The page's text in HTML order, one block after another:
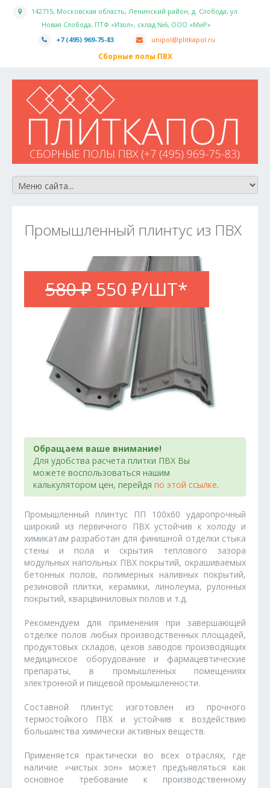
142715, Московская область, Ленинский район, д. Слобода, ул.
Новая Слобода, ПТФ «Изол», склад №6, ООО «МиР»
+7 (495) 969-75-83
unipol@plitkapol.ru
Сборные полы ПВХ
Промышленный плинтус из ПВХ
580 ₽ 550 ₽/ШТ*
Обращаем ваше внимание!
Для удобства расчета плитки ПВХ Вы
можете воспользоваться нашим
калькулятором цен, перейдя по этой ссылке.
Промышленный плинтус ПП 100х60 ударопрочный
широкий из первичного ПВХ устойчив к холоду и
химикатам разработан для финишной отделки стыка
стены и пола и скрытия теплового зазора
модульных напольных ПВХ покрытий, окрашиваемых
бетонных полов, полимерных наливных покрытий,
резиновой плитки, керамики, линолеума, рулонных
покрытий, кварцвиниловых полов и т.д.
Рекомендуем для применения при завершающей
отделке полов любых производственных площадей,
продуктовых складов, цехов заводов производящих
медицинское оборудование и фармацевтические
препараты, в промышленных помещениях
электронной и пищевой промышленности.
Составной плинтус изготовлен из прочного
термостойкого ПВХ и устойчив к воздействию
большинства химически активных веществ.
Применяется практически во всех отраслях, где
наличие «чистых зон» может предъявляться как
основное требование к производственному